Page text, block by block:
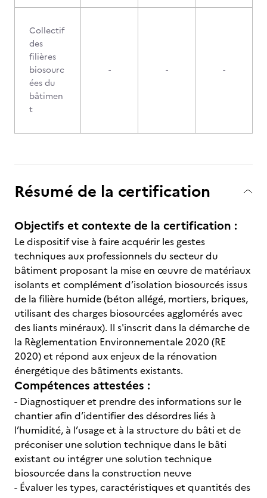
Collectif
des
filières
biosourc
ées du
bâtimen
t
- - -
Résumé de la certification
Objectifs et contexte de la certification :
Le dispositif vise à faire acquérir les gestes
techniques aux professionnels du secteur du
bâtiment proposant la mise en œuvre de matériaux
isolants et complément d’isolation biosourcés issus
de la filière humide (béton allégé, mortiers, briques,
utilisant des charges biosourcées agglomérés avec
des liants minéraux). Il s'inscrit dans la démarche de
la Règlementation Environnementale 2020 (RE
2020) et répond aux enjeux de la rénovation
énergétique des bâtiments existants.
Compétences attestées :
- Diagnostiquer et prendre des informations sur le
chantier afin d’identifier des désordres liés à
l’humidité, à l’usage et à la structure du bâti et de
préconiser une solution technique dans le bâti
existant ou intégrer une solution technique
biosourcée dans la construction neuve
- Évaluer les types, caractéristiques et quantités des